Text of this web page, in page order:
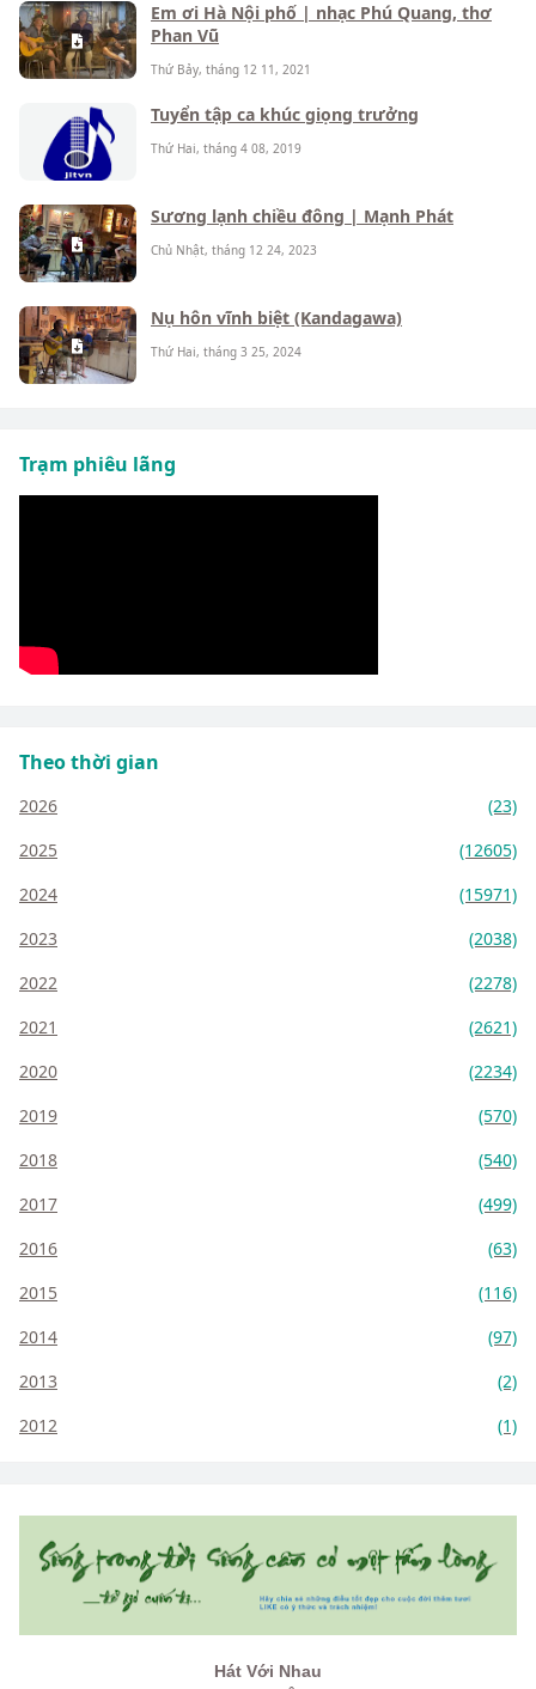
Em ơi Hà Nội phố | nhạc Phú Quang, thơ
Phan Vũ
Thứ Bảy, tháng 12 11, 2021
Tuyển tập ca khúc giọng trưởng
Thứ Hai, tháng 4 08, 2019
Sương lạnh chiều đông | Mạnh Phát
Chủ Nhật, tháng 12 24, 2023
Nụ hôn vĩnh biệt (Kandagawa)
Thứ Hai, tháng 3 25, 2024
Trạm phiêu lãng
Theo thời gian
2026
(23)
2025
(12605)
2024
(15971)
2023
(2038)
2022
(2278)
2021
(2621)
2020
(2234)
2019
(570)
2018
(540)
2017
(499)
2016
(63)
2015
(116)
2014
(97)
2013
(2)
2012
(1)
Hát Với Nhau